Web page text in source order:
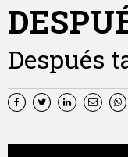
Después